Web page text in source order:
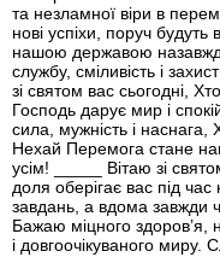
та незламної віри в
нові успіхи, поруч
нашою державою
службу, сміливість і
зі святом вас сьогодні,
Господь дарує мир і
сила, мужність і наснага,
Нехай Перемога стане
усім! _____ Вітаю зі
доля оберігає вас під
завдань, а вдома завжди
Бажаю міцного здоров’я,
і довгоочікуваного миру.